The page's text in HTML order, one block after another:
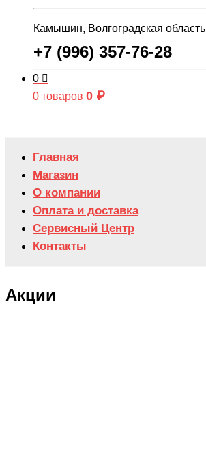
Камышин, Волгоградская область
+7 (996) 357-76-28
0
0 товаров 0 ₽
Главная
Магазин
О компании
Оплата и доставка
Сервисный Центр
Контакты
Акции